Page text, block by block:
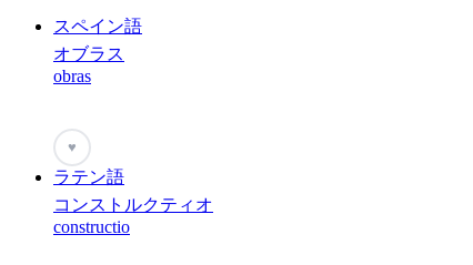
スペイン語
オブラス
obras
♥
ラテン語
コンストルクティオ
constructio